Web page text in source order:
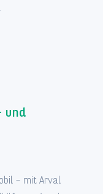
und
– mit Arval